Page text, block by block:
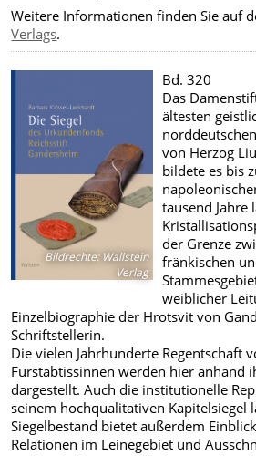
Weitere Informationen finden Sie auf
Verlags.
Bildrechte:Wallstein
Verlag
Bd. 320
Das
ältesten
von Herzog
bildete es bis
tausend Jahre
der Grenze
fränkischen
weiblicher
Einzelbiographie der Hrotsvit von
Schriftstellerin.
Die vielen Jahrhunderte Regentschaft
Fürstäbtissinnen werden hier anhand
dargestellt. Auch die institutionelle
seinem hochqualitativen Kapitelsiegel
Siegelbestand bietet außerdem
Relationen im Leinegebiet und